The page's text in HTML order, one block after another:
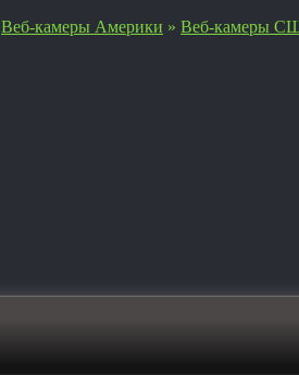
Веб-камеры Америки » Веб-камеры